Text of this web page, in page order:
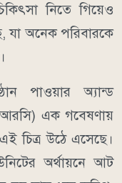
নিতে গিয়েও
যা অনেক পরিবারকে
পাওয়ার অ্যান্ড
এক গবেষণায়
চিত্র উঠে এসেছে।
ইউনিটের অর্থায়নে আট